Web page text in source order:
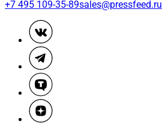
+7 495 109-35-89sales@pressfeed.ru